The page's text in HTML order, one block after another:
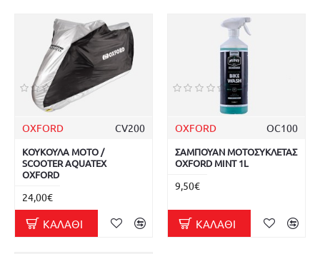
OXFORD CV200
ΚΟΥΚΟΥΛΑ MOTO /
SCOOTER AQUATEX
OXFORD
24,00€
ΚΑΛΆΘΙ
OXFORD OC100
ΣΑΜΠΟΥΑΝ ΜΟΤΟΣΥΚΛΕΤΑΣ
OXFORD MINT 1L
9,50€
ΚΑΛΆΘΙ